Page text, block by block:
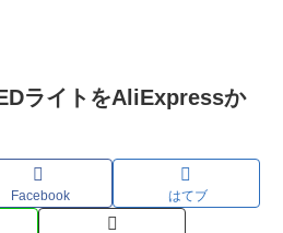
ライトをAliExpressか
Facebook はてブ